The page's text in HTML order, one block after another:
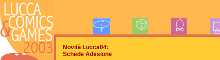
Novità Lucca04:
Schede Adesione